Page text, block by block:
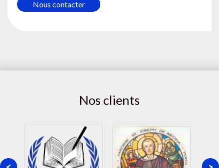
Nous contacter
Nos clients